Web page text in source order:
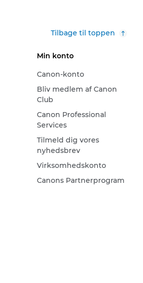
Tilbage til toppen
Min konto
Canon-konto
Bliv medlem af Canon
Club
Canon Professional
Services
Tilmeld dig vores
nyhedsbrev
Virksomhedskonto
Canons Partnerprogram